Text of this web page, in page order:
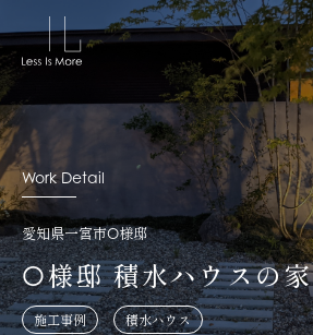
Work Detail
愛知県一宮市O様邸
O様邸 積水ハウスの家
施工事例 積水ハウス